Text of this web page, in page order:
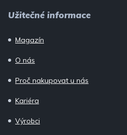
Užitečné informace
Magazín
O nás
Proč nakupovat u nás
Kariéra
Výrobci